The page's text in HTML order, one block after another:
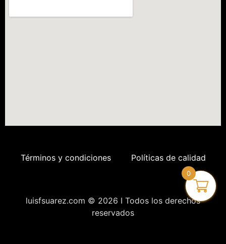
Términos y condiciones Políticas de calidad
luisfsuarez.com © 2026 I Todos los derechos
reservados
0